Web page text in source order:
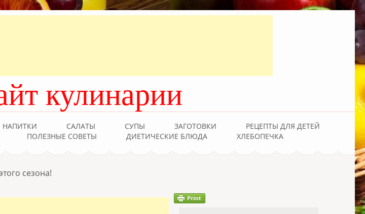
кулинарии
НАПИТКИ САЛАТЫ СУПЫ ЗАГОТОВКИ
РЕЦЕПТЫ ДЛЯ ДЕТЕЙ
ПОЛЕЗНЫЕ СОВЕТЫ ДИЕТИЧЕСКИЕ БЛЮДА ХЛЕБОПЕЧКА
сезона!